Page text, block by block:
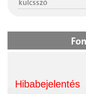
Hibabejelentés